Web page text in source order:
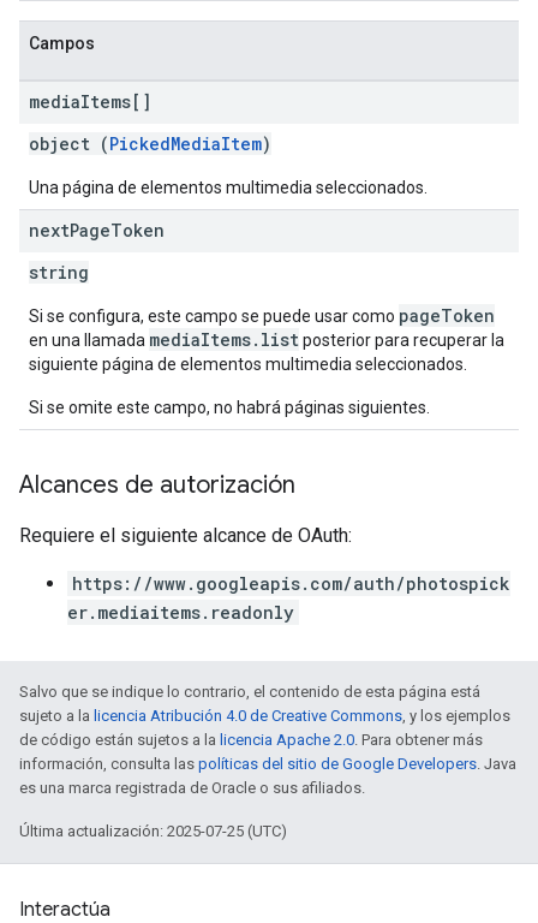
Campos
mediaItems[]
object (PickedMediaItem)
Una página de elementos multimedia seleccionados.
nextPageToken
string
Si se configura, este campo se puede usar como pageToken
en una llamada mediaItems.listposterior para recuperar la
siguiente página de elementos multimedia seleccionados.
Si se omite este campo, no habrá páginas siguientes.
Alcances de autorización
Requiere el siguiente alcance de OAuth:
https://www.googleapis.com/auth/photospick
er.mediaitems.readonly
Salvo que se indique lo contrario, el contenido de esta página está
sujeto a la licencia Atribución 4.0 de Creative Commons, y los ejemplos
de código están sujetos a la licencia Apache 2.0. Para obtener más
información, consulta las políticas del sitio de Google Developers. Java
es una marca registrada de Oracle o sus afiliados.
Última actualización: 2025-07-25 (UTC)
Interactúa